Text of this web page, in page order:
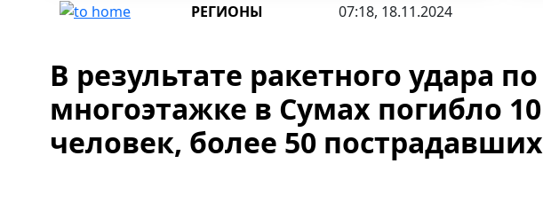
РЕГИОНЫ 07:18, 18.11.2024
В результате ракетного удара по
многоэтажке в Сумах погибло 10
человек, более 50 пострадавших